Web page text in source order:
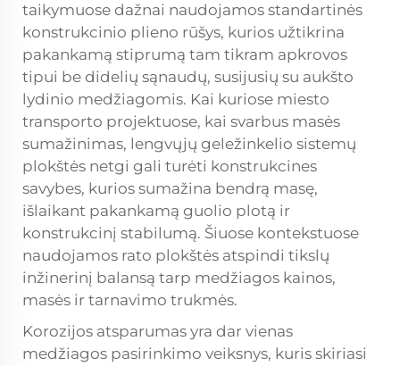
taikymuose dažnai naudojamos standartinės
konstrukcinio plieno rūšys, kurios užtikrina
pakankamą stiprumą tam tikram apkrovos
tipui be didelių sąnaudų, susijusių su aukšto
lydinio medžiagomis. Kai kuriose miesto
transporto projektuose, kai svarbus masės
sumažinimas, lengvųjų geležinkelio sistemų
plokštės netgi gali turėti konstrukcines
savybes, kurios sumažina bendrą masę,
išlaikant pakankamą guolio plotą ir
konstrukcinį stabilumą. Šiuose kontekstuose
naudojamos rato plokštės atspindi tikslų
inžinerinį balansą tarp medžiagos kainos,
masės ir tarnavimo trukmės.
Korozijos atsparumas yra dar vienas
medžiagos pasirinkimo veiksnys, kuris skiriasi